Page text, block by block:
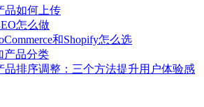
品如何上传
怎么做
和Shopify怎么选
产品分类
品排序调整：三个方法提升用户体验感